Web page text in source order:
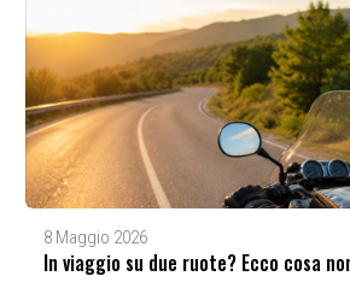
8 Maggio 2026
In viaggio su due ruote? Ecco cosa